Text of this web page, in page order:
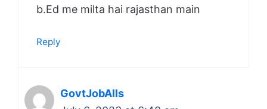
b.Ed me milta hai rajasthan main
Reply
GovtJobAlls